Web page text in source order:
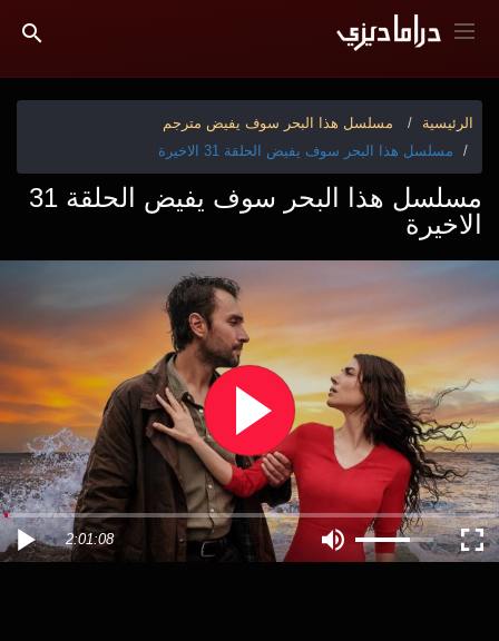
الرئيسية
مسلسل هذا البحر سوف يفيض مترجم
مسلسل هذا البحر سوف يفيض الحلقة 31 الاخيرة
مسلسل هذا البحر سوف يفيض الحلقة 31
الاخيرة
2:01:08